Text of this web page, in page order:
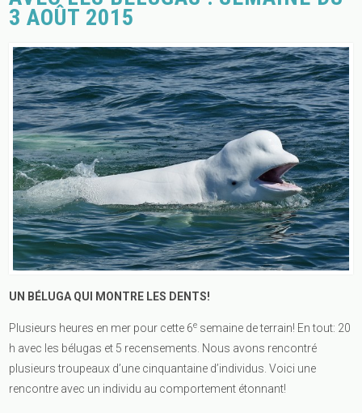
3 AOÛT 2015
UN BÉLUGA QUI MONTRE LES DENTS!
Plusieurs heures en mer pour cette 6e semaine de terrain! En tout: 20
h avec les bélugas et 5 recensements. Nous avons rencontré
plusieurs troupeaux d’une cinquantaine d’individus. Voici une
rencontre avec un individu au comportement étonnant!